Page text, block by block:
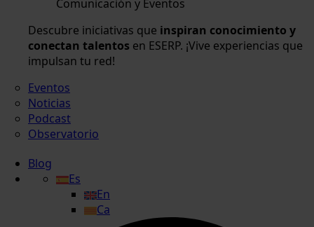
Comunicación y Eventos
Descubre iniciativas que inspiran conocimiento y
conectan talentos en ESERP. ¡Vive experiencias que
impulsan tu red!
Eventos
Noticias
Podcast
Observatorio
Blog
Es
En
Ca